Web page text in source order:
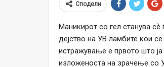
Сподели
Маникирот со гел станува
дејство на УВ ламбите кои
истражување е првото што ја
изложеноста на зрачење со